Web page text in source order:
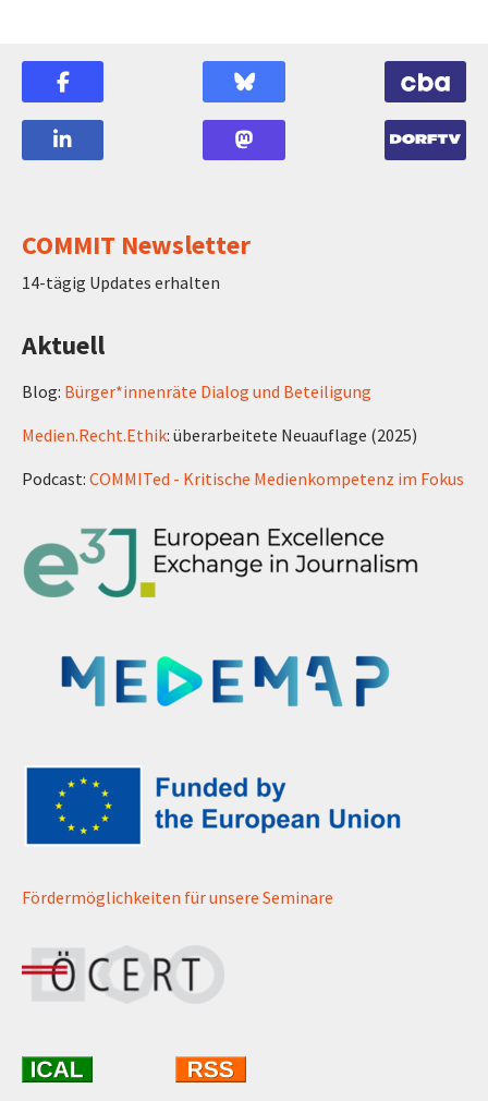
COMMIT Newsletter
14-tägig Updates erhalten
Aktuell
Blog: Bürger*innenräte Dialog und Beteiligung
Medien.Recht.Ethik: überarbeitete Neuauflage (2025)
Podcast: COMMITed - Kritische Medienkompetenz im Fokus
Fördermöglichkeiten für unsere Seminare